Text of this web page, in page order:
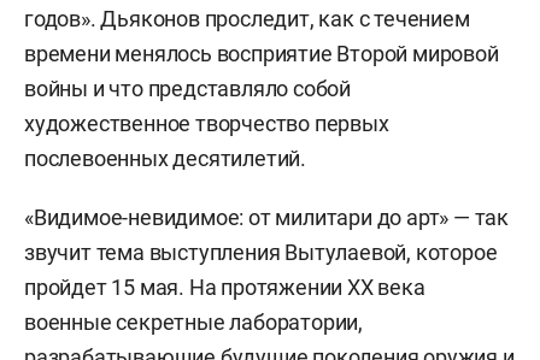
годов». Дьяконов проследит, как с течением
времени менялось восприятие Второй мировой
войны и что представляло собой
художественное творчество первых
послевоенных десятилетий.
«Видимое-невидимое: от милитари до арт» — так
звучит тема выступления Вытулаевой, которое
пройдет 15 мая. На протяжении XX века
военные секретные лаборатории,